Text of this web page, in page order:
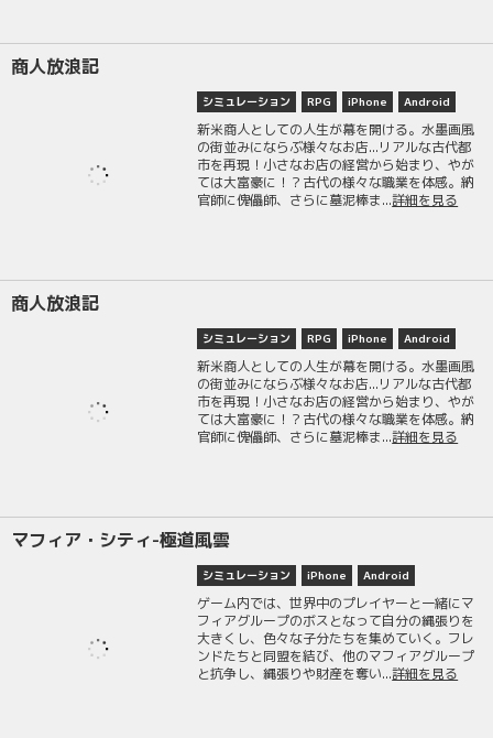
商人放浪記
シミュレーション RPG iPhone Android
新米商人としての人生が幕を開ける。水墨画風
の街並みにならぶ様々なお店...リアルな古代都
市を再現！小さなお店の経営から始まり、やが
ては大富豪に！？古代の様々な職業を体感。納
官師に傀儡師、さらに墓泥棒ま...詳細を見る
商人放浪記
シミュレーション RPG iPhone Android
新米商人としての人生が幕を開ける。水墨画風
の街並みにならぶ様々なお店...リアルな古代都
市を再現！小さなお店の経営から始まり、やが
ては大富豪に！？古代の様々な職業を体感。納
官師に傀儡師、さらに墓泥棒ま...詳細を見る
マフィア・シティ-極道風雲
シミュレーション iPhone Android
ゲーム内では、世界中のプレイヤーと一緒にマ
フィアグループのボスとなって自分の縄張りを
大きくし、色々な子分たちを集めていく。フレ
ンドたちと同盟を結び、他のマフィアグループ
と抗争し、縄張りや財産を奪い...詳細を見る